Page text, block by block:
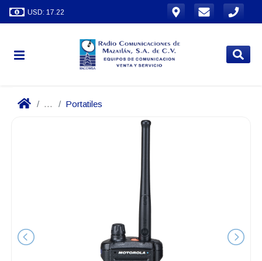
USD: 17.22
... Portatiles